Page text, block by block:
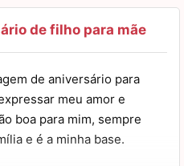
nada. Por isso, desejo que
do mundo recaiam sobre
mãe, te amo sem
de filho para mãe
de aniversário para
meu amor e
boa para mim, sempre
e é a minha base.